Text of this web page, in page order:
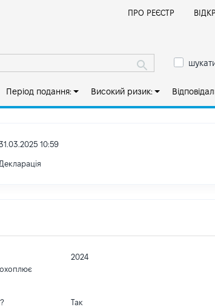
ПРО РЕЄСТР
Період подання: Високий ризик:
10:59
Декларація
2024
Так